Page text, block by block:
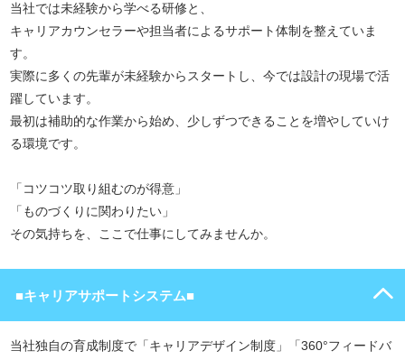
当社では未経験から学べる研修と、
キャリアカウンセラーや担当者によるサポート体制を整えていま
す。
実際に多くの先輩が未経験からスタートし、今では設計の現場で活
躍しています。
最初は補助的な作業から始め、少しずつできることを増やしていけ
る環境です。
「コツコツ取り組むのが得意」
「ものづくりに関わりたい」
その気持ちを、ここで仕事にしてみませんか。
■キャリアサポートシステム■
当社独自の育成制度で「キャリアデザイン制度」「360°フィードバ